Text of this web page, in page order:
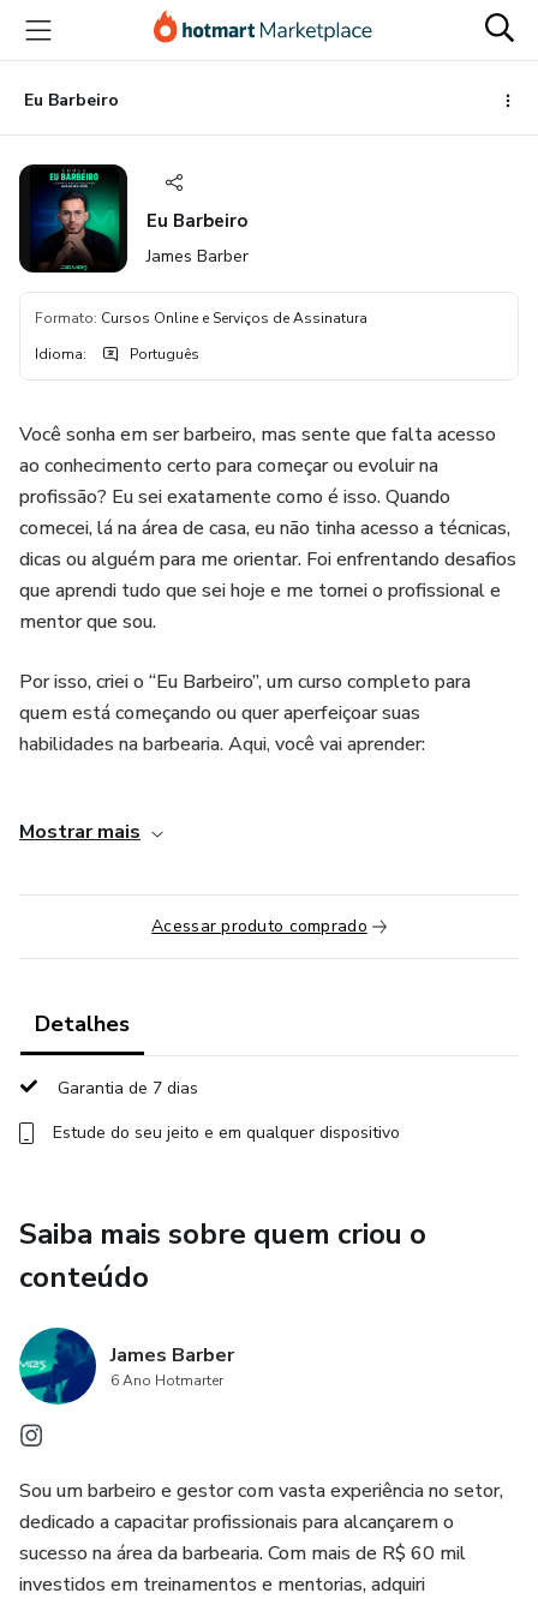
para
conteúdo
principal
para
pagamento
para
rodapé
Eu Barbeiro
Eu Barbeiro
James Barber
Formato: Cursos Online e Serviços de Assinatura
Idioma: Português
Você sonha em ser barbeiro, mas sente que falta acesso
ao conhecimento certo para começar ou evoluir na
profissão? Eu sei exatamente como é isso. Quando
comecei, lá na área de casa, eu não tinha acesso a técnicas,
dicas ou alguém para me orientar. Foi enfrentando desafios
que aprendi tudo que sei hoje e me tornei o profissional e
mentor que sou.
Por isso, criei o “Eu Barbeiro”, um curso completo para
quem está começando ou quer aperfeiçoar suas
habilidades na barbearia. Aqui, você vai aprender:
• Como criar experiências premium para seus clientes;
profissão.
Com conteúdos práticos e diretos, você vai sair desse curso
serviços. O conhecimento que eu gostaria de ter recebido
Invista no seu futuro e torne-se o barbeiro que sempre
Mostrar mais
Acessar produto comprado
Detalhes
Garantia de 7 dias
Estude do seu jeito e em qualquer dispositivo
Saiba mais sobre quem criou o
conteúdo
James Barber
6 Ano Hotmarter
Sou um barbeiro e gestor com vasta experiência no setor,
dedicado a capacitar profissionais para alcançarem o
sucesso na área da barbearia. Com mais de R$ 60 mil
investidos em treinamentos e mentorias, adquiri